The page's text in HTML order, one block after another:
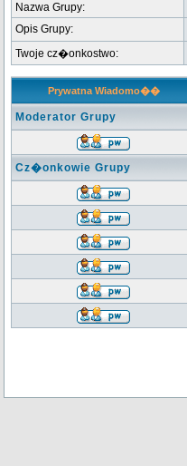
Nazwa Grupy:
Opis Grupy:
Twoje cz�onkostwo:
Prywatna Wiadomo��
Moderator Grupy
Cz�onkowie Grupy